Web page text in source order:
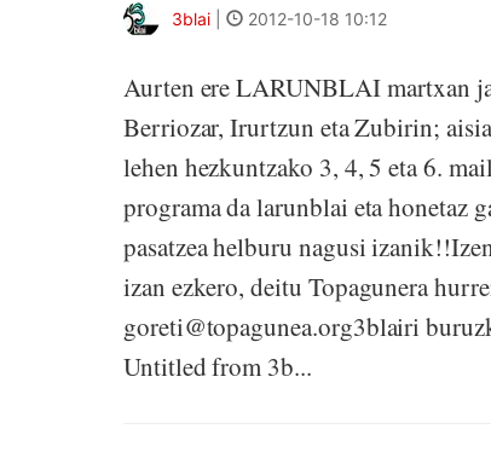
3blai 2012-10-18 10:12
Aurten ere LARUNBLAI martxan
Berriozar, Irurtzun eta Zubirin;
lehen hezkuntzako 3, 4, 5 eta 6.
programa da larunblai eta honetaz
pasatzea helburu nagusi
izan ezkero, deitu Topagunera
goreti@topagunea.org3blairi
Untitled from 3b...